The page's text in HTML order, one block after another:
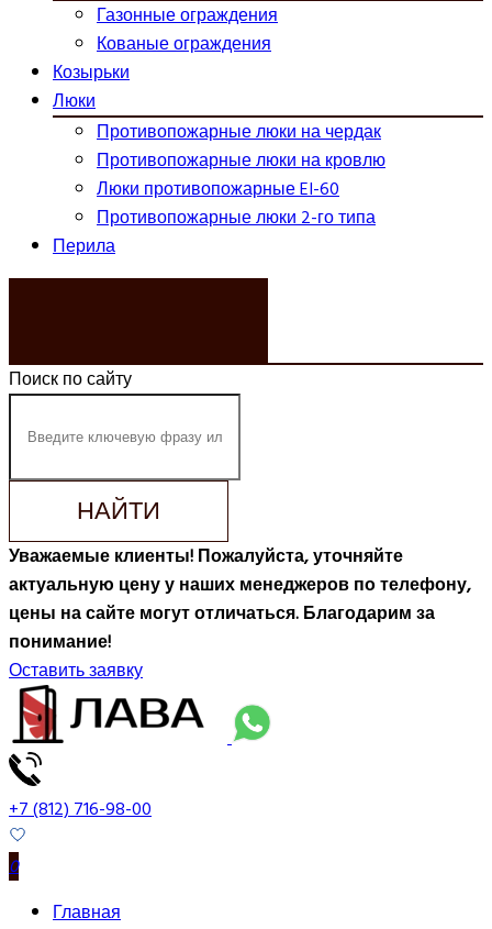
Газонные ограждения
Кованые ограждения
Козырьки
Люки
Противопожарные люки на чердак
Противопожарные люки на кровлю
Люки противопожарные EI-60
Противопожарные люки 2-го типа
Перила
Поиск по сайту
НАЙТИ
Уважаемые клиенты! Пожалуйста, уточняйте
актуальную цену у наших менеджеров по телефону,
цены на сайте могут отличаться. Благодарим за
понимание!
Оставить заявку
+7 (812) 716-98-00
0
Главная